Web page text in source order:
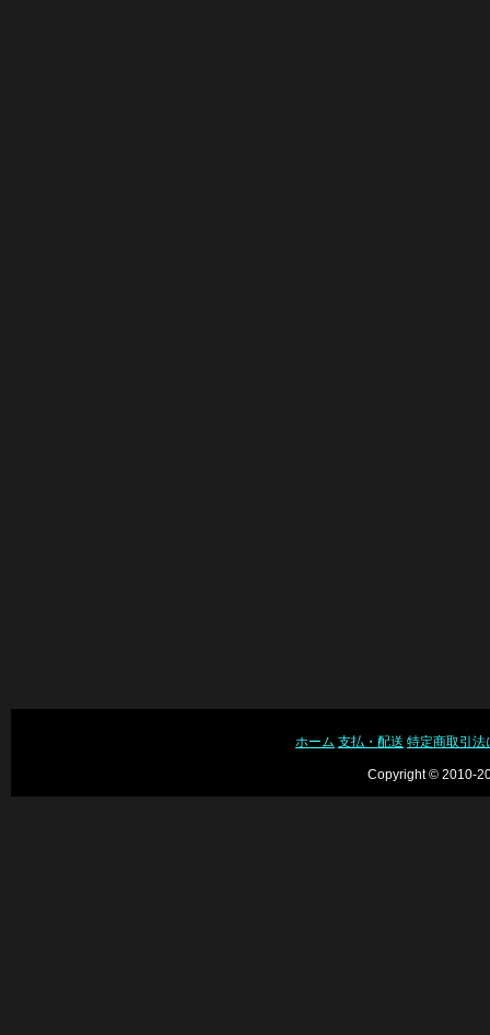
ホーム 支払・配送 特定商取引法
Copyright © 2010-